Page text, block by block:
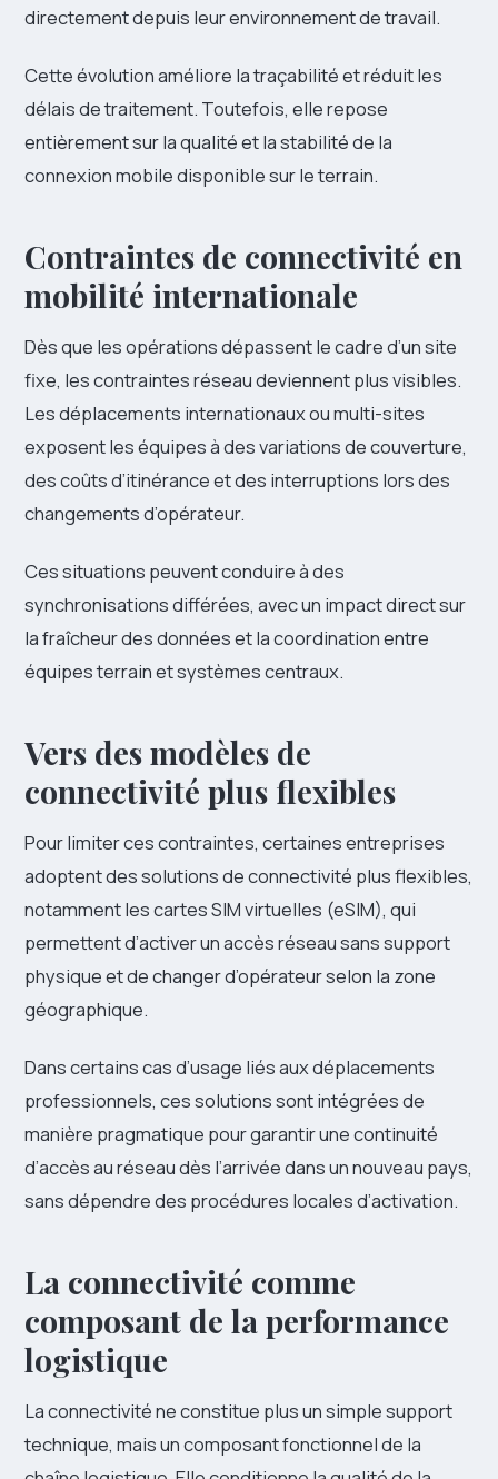
directement depuis leur environnement de travail.
Cette évolution améliore la traçabilité et réduit les
délais de traitement. Toutefois, elle repose
entièrement sur la qualité et la stabilité de la
connexion mobile disponible sur le terrain.
Contraintes de connectivité en
mobilité internationale
Dès que les opérations dépassent le cadre d’un site
fixe, les contraintes réseau deviennent plus visibles.
Les déplacements internationaux ou multi-sites
exposent les équipes à des variations de couverture,
des coûts d’itinérance et des interruptions lors des
changements d’opérateur.
Ces situations peuvent conduire à des
synchronisations différées, avec un impact direct sur
la fraîcheur des données et la coordination entre
équipes terrain et systèmes centraux.
Vers des modèles de
connectivité plus flexibles
Pour limiter ces contraintes, certaines entreprises
adoptent des solutions de connectivité plus flexibles,
notamment les cartes SIM virtuelles (eSIM), qui
permettent d’activer un accès réseau sans support
physique et de changer d’opérateur selon la zone
géographique.
Dans certains cas d’usage liés aux déplacements
professionnels, ces solutions sont intégrées de
manière pragmatique pour garantir une continuité
d’accès au réseau dès l’arrivée dans un nouveau pays,
sans dépendre des procédures locales d’activation.
La connectivité comme
composant de la performance
logistique
La connectivité ne constitue plus un simple support
technique, mais un composant fonctionnel de la